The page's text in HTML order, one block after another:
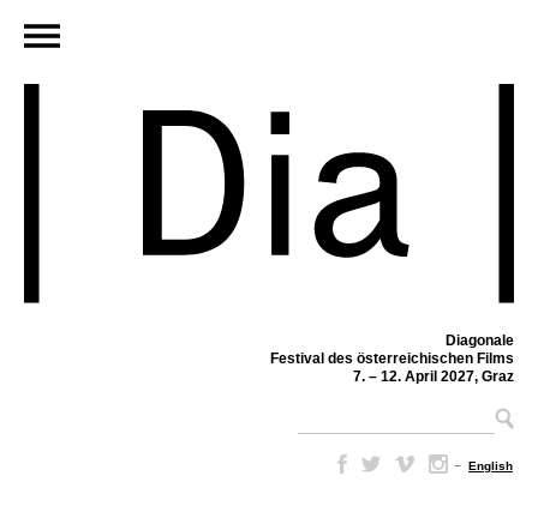
Diagonale
Festival des österreichischen Films
7. – 12. April 2027, Graz
– English